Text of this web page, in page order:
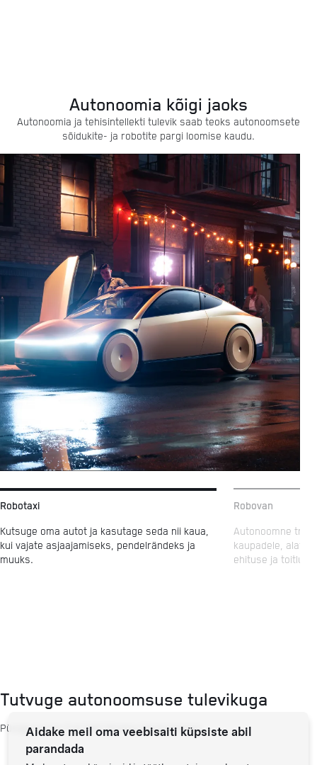
Autonoomia kõigi jaoks
Autonoomia ja tehisintellekti tulevik saab teoks autonoomsete
sõidukite- ja robotite pargi loomise kaudu.
Robotaxi
Kutsuge oma autot ja kasutage seda nii kaua,
kui vajate asjaajamiseks, pendelrändeks ja
muuks.
Robovan
Autonoomne
kaupadele,
ehituse ja
Tutvuge autonoomsuse tulevikuga
Püsige kursis Full Self-Driving (järelvalvega).
Aidake meil oma veebisaiti küpsiste abil
parandada